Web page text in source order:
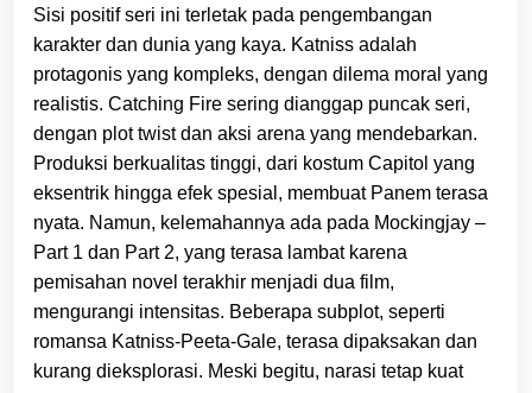
Sisi positif seri ini terletak pada pengembangan
karakter dan dunia yang kaya. Katniss adalah
protagonis yang kompleks, dengan dilema moral yang
realistis. Catching Fire sering dianggap puncak seri,
dengan plot twist dan aksi arena yang mendebarkan.
Produksi berkualitas tinggi, dari kostum Capitol yang
eksentrik hingga efek spesial, membuat Panem terasa
nyata. Namun, kelemahannya ada pada Mockingjay –
Part 1 dan Part 2, yang terasa lambat karena
pemisahan novel terakhir menjadi dua film,
mengurangi intensitas. Beberapa subplot, seperti
romansa Katniss-Peeta-Gale, terasa dipaksakan dan
kurang dieksplorasi. Meski begitu, narasi tetap kuat